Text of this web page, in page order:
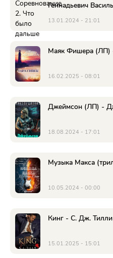
Геннадьевич
13.01.2024 - 21:01
Маяк Фишера (ЛП)
16.02.2025 - 08:01
Джеймсон (ЛП) -
18.08.2024 - 17:01
Музыка Макса
10.05.2024 - 00:00
Кинг - С. Дж. Тилли
15.01.2025 - 15:01